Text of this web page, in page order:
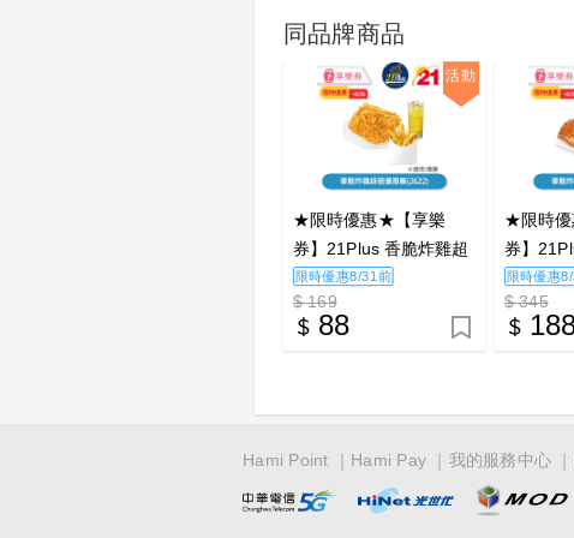
同品牌商品
活動
★限時優惠★【享樂
券】21Plus 香脆炸雞超
值優惠餐(2622)_電子憑
證
限時優惠8/31前
$ 169
88
★限時
券】
餐
限時優惠
$ 345
Hami Point Hami Pay 我的服務中心